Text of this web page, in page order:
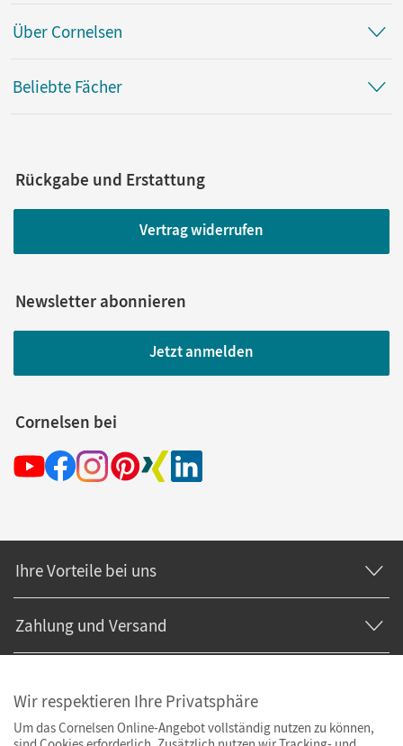
Über Cornelsen
Beliebte Fächer
Rückgabe und Erstattung
Vertrag widerrufen
Newsletter abonnieren
Jetzt anmelden
Cornelsen bei
Ihre Vorteile bei uns
Zahlung und Versand
Wir respektieren Ihre Privatsphäre
Um das Cornelsen Online-Angebot vollständig nutzen zu können,